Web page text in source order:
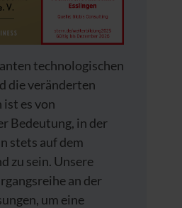
technologischen
die veränderten
es von
Bedeutung, in der
stets auf dem
zu sein. Unsere
an der
um eine